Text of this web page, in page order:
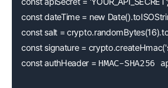
const dateTime = new
const salt =
const signature =
const authHeader = HMAC-